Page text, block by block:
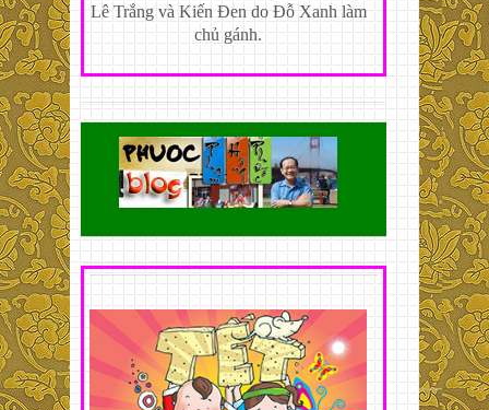
Lê Trắng và Kiến Đen do Đỗ Xanh làm
chủ gánh.